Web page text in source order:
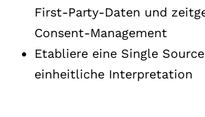
First-Party-Daten und
Consent-Management
Etabliere eine Single
einheitliche Interpretation